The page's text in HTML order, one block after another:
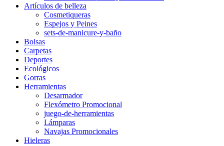
Artículos de belleza
Cosmetiqueras
Espejos y Peines
sets-de-manicure-y-baño
Bolsas
Carpetas
Deportes
Ecológicos
Gorras
Herramientas
Desarmador
Flexómetro Promocional
juego-de-herramientas
Lámparas
Navajas Promocionales
Hieleras